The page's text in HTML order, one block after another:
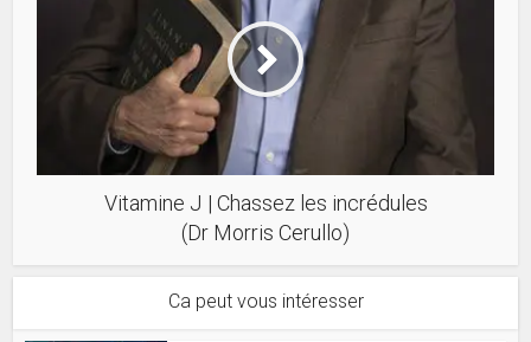
Vitamine J | Chassez les incrédules
(Dr Morris Cerullo)
Ca peut vous intéresser